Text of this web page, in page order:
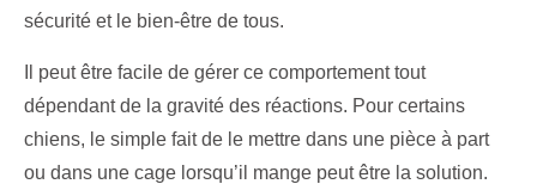
sécurité et le bien-être de tous.
Il peut être facile de gérer ce comportement tout
dépendant de la gravité des réactions. Pour certains
chiens, le simple fait de le mettre dans une pièce à part
ou dans une cage lorsqu’il mange peut être la solution.